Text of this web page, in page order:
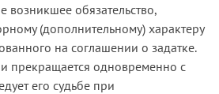
возникшее обязательство,
(дополнительному) характеру
на соглашении о задатке.
прекращается одновременно с
его судьбе при